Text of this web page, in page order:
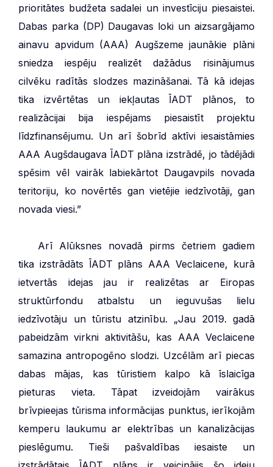
prioritātes budžeta sadalei un investīciju piesaistei.
Dabas parka (DP) Daugavas loki un aizsargājamo
ainavu apvidum (AAA) Augšzeme jaunākie plāni
sniedza iespēju realizēt dažādus risinājumus
cilvēku radītās slodzes mazināšanai. Tā kā idejas
tika izvērtētas un iekļautas ĪADT plānos, to
realizācijai bija iespējams piesaistīt projektu
līdzfinansējumu. Un arī šobrīd aktīvi iesaistāmies
AAA Augšdaugava ĪADT plāna izstrādē, jo tādējādi
spēsim vēl vairāk labiekārtot Daugavpils novada
teritoriju, ko novērtēs gan vietējie iedzīvotāji, gan
novada viesi.”
Arī Alūksnes novadā pirms četriem gadiem
tika izstrādāts ĪADT plāns AAA Veclaicene, kurā
ietvertās idejas jau ir realizētas ar Eiropas
struktūrfondu atbalstu un ieguvušas lielu
iedzīvotāju un tūristu atzinību. „Jau 2019. gadā
pabeidzām virkni aktivitāšu, kas AAA Veclaicene
samazina antropogēno slodzi. Uzcēlām arī piecas
dabas mājas, kas tūristiem kalpo kā īslaicīga
pieturas vieta. Tāpat izveidojām vairākus
brīvpieejas tūrisma informācijas punktus, ierīkojām
kemperu laukumu ar elektrības un kanalizācijas
pieslēgumu. Tieši pašvaldības iesaiste un